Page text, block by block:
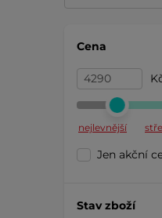
Cena
nejlevnější
Jen akční
Stav zboží